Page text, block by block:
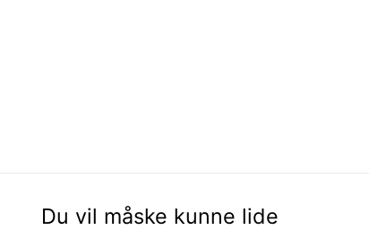
Du vil måske kunne lide